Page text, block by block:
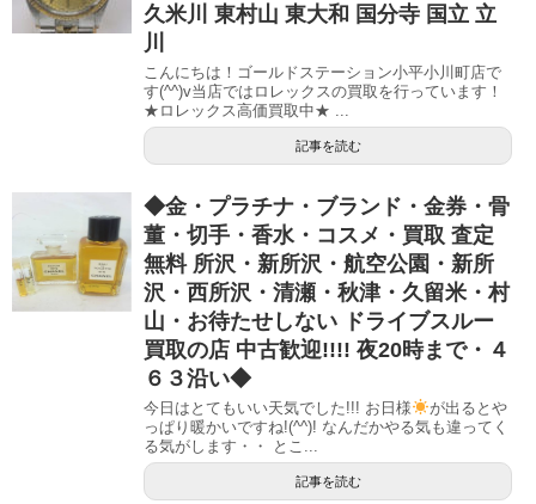
久米川 東村山 東大和 国分寺 国立 立
川
こんにちは！ゴールドステーション小平小川町店で
す(^^)v当店ではロレックスの買取を行っています！
★ロレックス高価買取中★ ...
記事を読む
◆金・プラチナ・ブランド・金券・骨
董・切手・香水・コスメ・買取 査定
無料 所沢・新所沢・航空公園・新所
沢・西所沢・清瀬・秋津・久留米・村
山・お待たせしない ドライブスルー
買取の店 中古歓迎!!!! 夜20時まで・４
６３沿い◆
今日はとてもいい天気でした!!! お日様
が出るとや
っぱり暖かいですね!(^^)! なんだかやる気も違ってく
る気がします・・ とこ...
記事を読む